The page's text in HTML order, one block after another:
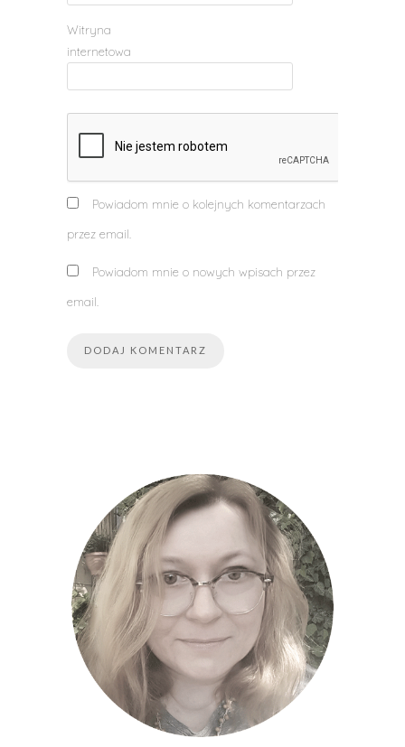
Witryna
internetowa
Powiadom mnie o kolejnych komentarzach
przez email.
Powiadom mnie o nowych wpisach przez
email.